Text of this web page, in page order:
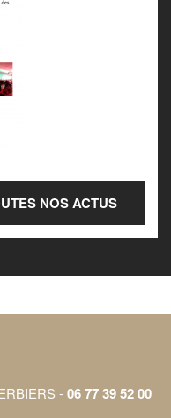
NOS ACTUS
-06 77 39 52 00